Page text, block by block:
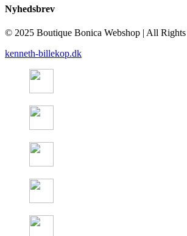
Nyhedsbrev
© 2025 Boutique Bonica Webshop | All Rights
kenneth-billekop.dk